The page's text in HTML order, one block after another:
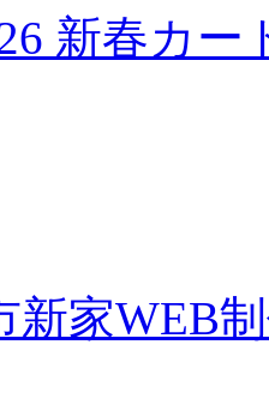
新春カ
新家WEB